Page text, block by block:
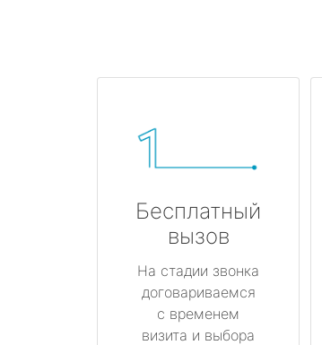
Бесплатный
вызов
На стадии звонка
договариваемся
с временем
визита и выбора